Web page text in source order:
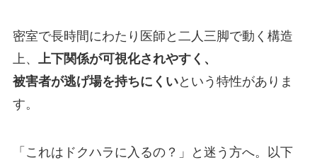
密室で長時間にわたり医師と二人三脚で動く構造
上、
上下関係が可視化されやすく、
被害者が逃げ場を持ちにくいという特性がありま
す。
「これはドクハラに入るの？」と迷う方へ。以下